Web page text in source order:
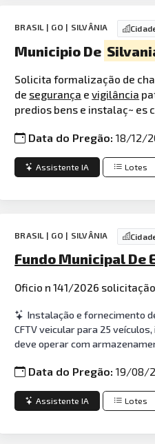
BRASIL | GO | SILVÂNIA
Municipio De
Solicita formalização de
de segurança evigilância
predios bens e instalaç~ es
Data do Pregão:18/12/
Assistente IA Lotes
BRASIL | GO | SILVÂNIA
Fundo Municipal De
Oficio n 141/2026
Instalação e fornecimento
CFTV veicular para 25
deve operar com
Data do Pregão:19/08/
Assistente IA Lotes